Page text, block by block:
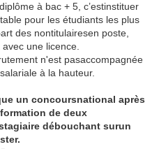
à bac + 5, c’estinstituer
pour les étudiants les plus
des nontitulairesen poste,
une licence.
n'est pasaccompagnée
à la hauteur.
un concoursnational après
de deux
débouchant surun